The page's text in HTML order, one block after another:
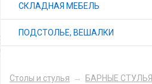
СКЛАДНАЯ МЕБЕЛЬ
ПОДСТОЛЬЕ, ВЕШАЛКИ
Столы и стулья → БАРНЫЕ СТУЛЬЯ